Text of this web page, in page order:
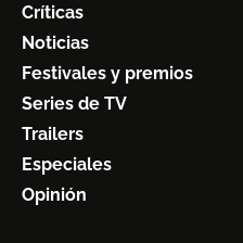
Críticas
Noticias
Festivales y premios
Series de TV
Trailers
Especiales
Opinión